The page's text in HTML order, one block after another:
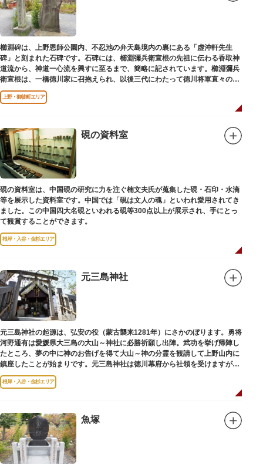
櫛淵碑は、上野恩師公園内、不忍池の弁天島境内の裏にある「虚沖軒先生
碑」と刻まれた石碑です。石碑には、櫛淵彌兵衛宣根の先祖に伝わる香取神
道流から、神道一心流を興すに至るまで、簡略に記されています。櫛淵彌兵
衛宣根は、一橋徳川家に召抱えられ、以後三代にわたって徳川将軍直々の護
衛役として仕えました。
上野・御徒町エリア
硯の資料室
硯の資料室は、中国硯の研究に力を注ぐ楠文夫氏が蒐集した硯・石印・水滴
等を展示した資料室です。中国では「硯は文人の魂」といわれ愛用されてき
ました。この中国四大名硯といわれる硯等300点以上が展示され、手にとっ
て観賞することができます。
根岸・入谷・金杉エリア
元三島神社
元三島神社の起源は、弘安の役（蒙古襲来1281年）にさかのぼります。勇将
河野通有は愛媛県大三島の大山～神社に必勝祈願し出陣。武功を挙げ帰陣し
たところ、夢の中に神のお告げを得て大山～神の分霊を観請して上野山内に
鎮座したことが始まりです。元三島神社は徳川幕府から社領を受けますが、
御用地となったために上野から浅草へ移転し、現在の地に至ります。
根岸・入谷・金杉エリア
魚塚